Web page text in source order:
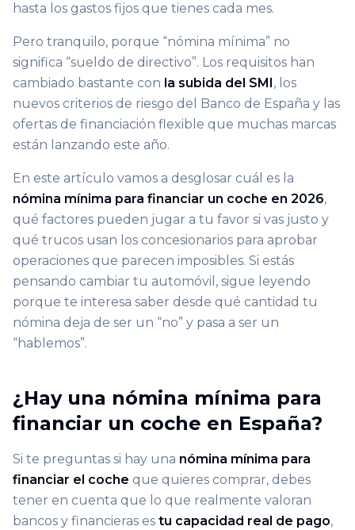
hasta los gastos fijos que tienes cada mes.
Pero tranquilo, porque “nómina mínima” no
significa “sueldo de directivo”. Los requisitos han
cambiado bastante con la subida del SMI , los
nuevos criterios de riesgo del Banco de España y las
ofertas de financiación flexible que muchas marcas
están lanzando este año.
En este artículo vamos a desglosar cuál es la
nómina mínima para financiar un coche en 2026,
qué factores pueden jugar a tu favor si vas justo y
qué trucos usan los concesionarios para aprobar
operaciones que parecen imposibles. Si estás
pensando cambiar tu automóvil, sigue leyendo
porque te interesa saber desde qué cantidad tu
nómina deja de ser un “no” y pasa a ser un
“hablemos”.
¿Hay una nómina mínima para
financiar un coche en España?
Si te preguntas si hay una nómina mínima para
financiar el coche que quieres comprar, debes
tener en cuenta que lo que realmente valoran
bancos y financieras es tu capacidad real de pago,